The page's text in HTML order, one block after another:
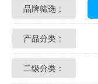
品牌筛选：
产品分类：
二级分类：